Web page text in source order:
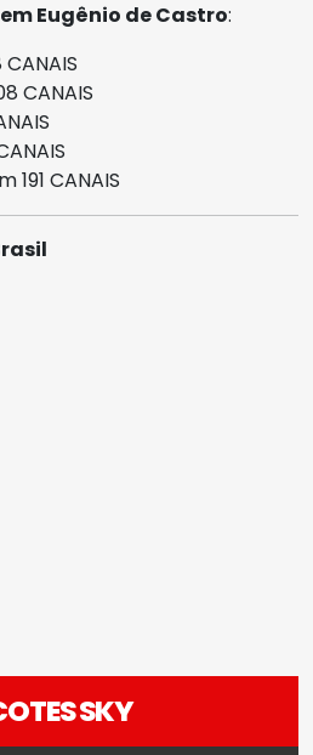
Eugênio de Castro:
CANAIS
191 CANAIS
SKY